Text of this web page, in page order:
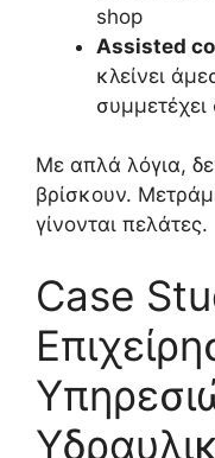
shop
Assisted
κλείνει
συμμετέχει
Με απλά λόγια,
βρίσκουν.
γίνονται πελάτες.
Case